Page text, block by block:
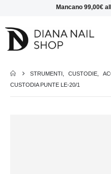
Mancano 99,00€
STRUMENTI CUSTODIE
CUSTODIA PUNTE LE-20/1